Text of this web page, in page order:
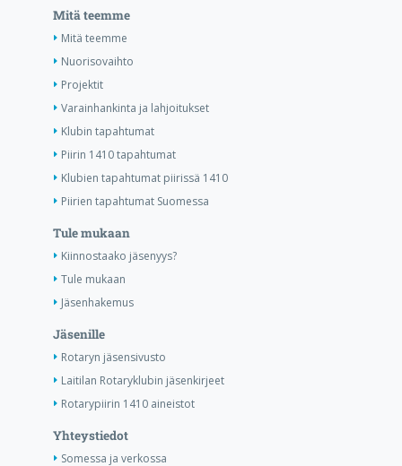
Mitä teemme
Mitä teemme
Nuorisovaihto
Projektit
Varainhankinta ja lahjoitukset
Klubin tapahtumat
Piirin 1410 tapahtumat
Klubien tapahtumat piirissä 1410
Piirien tapahtumat Suomessa
Tule mukaan
Kiinnostaako jäsenyys?
Tule mukaan
Jäsenhakemus
Jäsenille
Rotaryn jäsensivusto
Laitilan Rotaryklubin jäsenkirjeet
Rotarypiirin 1410 aineistot
Yhteystiedot
Somessa ja verkossa